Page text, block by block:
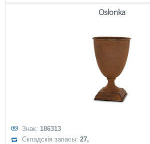
Osłonka
Знак: 186313
Складскія запасы:27,